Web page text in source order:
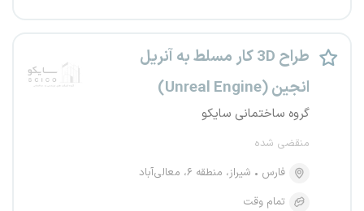
طراح 3D کار مسلط به آنریل
انجین (Unreal Engine)
گروه ساختمانی سایکو
منقضی شده
فارس
شیراز، منطقه ۶، معالی‌آباد
تمام وقت